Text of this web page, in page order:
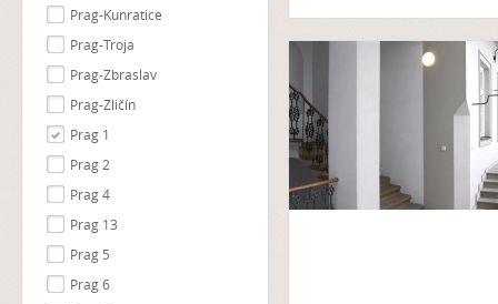
Prag-Kunratice
Prag-Troja
Prag-Zbraslav
Prag-Zličín
Prag 1
Prag 2
Prag 4
Prag 13
Prag 5
Prag 6